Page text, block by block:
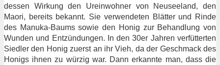
dessen Wirkung den Ureinwohner von Neuseeland, den
Maori, bereits bekannt. Sie verwendeten Blätter und Rinde
des Manuka-Baums sowie den Honig zur Behandlung von
Wunden und Entzündungen. In den 30er Jahren verfütterten
Siedler den Honig zuerst an ihr Vieh, da der Geschmack des
Honigs ihnen zu würzig war. Dann erkannte man, dass die